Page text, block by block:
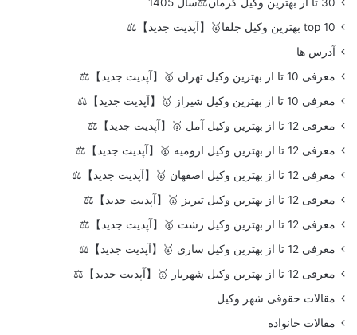
top 10 بهترین وکیل جلفا🥇【آپدیت جدید】⚖️
آدرس ها
معرفی 10 تا از بهترین وکیل تهران 🥇【آپدیت جدید】⚖️
معرفی 10 تا از بهترین وکیل شیراز 🥇【آپدیت جدید】⚖️
معرفی 12 تا از بهترین وکیل آمل 🥇【آپدیت جدید】⚖️
معرفی 12 تا از بهترین وکیل ارومیه 🥇【آپدیت جدید】⚖️
معرفی 12 تا از بهترین وکیل اصفهان 🥇【آپدیت جدید】⚖️
معرفی 12 تا از بهترین وکیل تبریز 🥇【آپدیت جدید】⚖️
معرفی 12 تا از بهترین وکیل رشت 🥇【آپدیت جدید】⚖️
معرفی 12 تا از بهترین وکیل ساری 🥇【آپدیت جدید】⚖️
معرفی 12 تا از بهترین وکیل شهریار 🥇【آپدیت جدید】⚖️
مقالات حقوقی شهر وکیل
مقالات خانواده